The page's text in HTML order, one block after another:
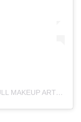
A post shared by BIRMINGHAM/ SOLIHULL MAKEUP ARTIST (@_ciaracreates)